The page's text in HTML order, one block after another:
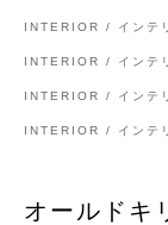
INTERIOR / インテ
INTERIOR / インテ
INTERIOR / インテ
INTERIOR / インテ
オールドキ